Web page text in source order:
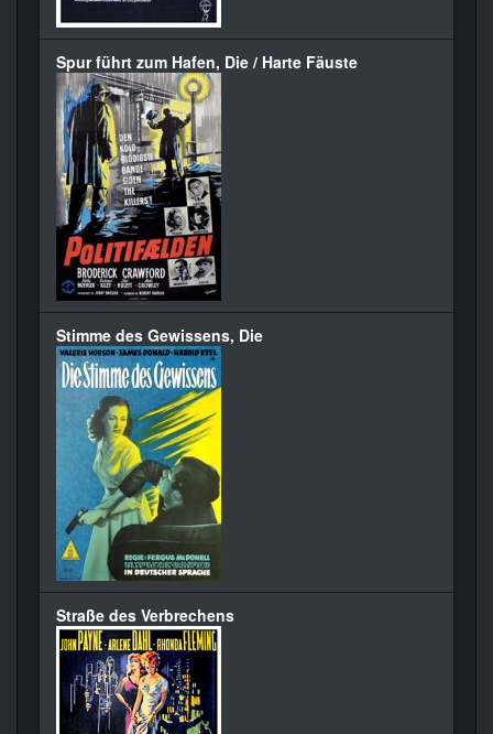
Spur führt zum Hafen, Die / Harte Fäuste
Stimme des Gewissens, Die
Straße des Verbrechens